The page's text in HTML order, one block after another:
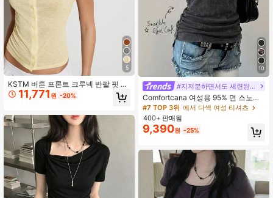
5
KSTM 버튼 프론트 크루넥 반팔 핏 크
롭탑 여름 캐주얼 경량 니트 헨리 티셔
11,771 원 -20%
10
#지저분하면서도 세련된 스타일
Comfortcana 여성용 95% 면 스노우
워시 솔리드 컬러 박쥐 소매 티셔츠 -
여름 캐주얼 레트로 빈티지 & Y2K 스
트리트웨어, 그런지 펑크 & 고스 미학,
Z세대 힙합 클럽 의상, 짐 & 스포츠웨
어, 개학 룩, 서부 축제 & 콘서트 상의
#7 TOP 3위 에서 다색 여성 티셔츠
400+ 판매됨
9,390원 -25%